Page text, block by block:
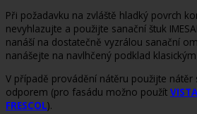
Při požadavku na zvláště hladký povrch
nevyhlazujte a použijte sanační štuk
nanáší na dostatečně vyzrálou sanační
nanášejte na navlhčený podklad
V případě provádění nátěru použijte nátěr
odporem (pro fasádu možno použít
FRESCOL).